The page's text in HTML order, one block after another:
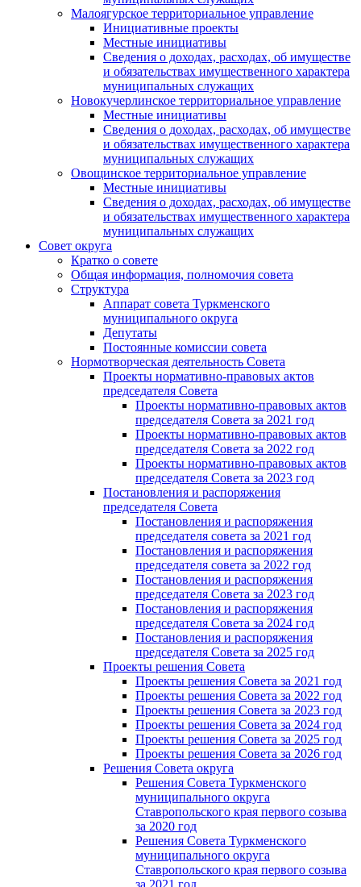
Малоягурское территориальное управление
Инициативные проекты
Местные инициативы
Сведения о доходах, расходах, об имуществе
и обязательствах имущественного характера
муниципальных служащих
Новокучерлинское территориальное управление
Местные инициативы
Сведения о доходах, расходах, об имуществе
и обязательствах имущественного характера
муниципальных служащих
Овощинское территориальное управление
Местные инициативы
Сведения о доходах, расходах, об имуществе
и обязательствах имущественного характера
муниципальных служащих
Совет округа
Кратко о совете
Общая информация, полномочия совета
Структура
Аппарат совета Туркменского
муниципального округа
Депутаты
Постоянные комиссии совета
Нормотворческая деятельность Совета
Проекты нормативно-правовых актов
председателя Cовета
Проекты нормативно-правовых актов
председателя Cовета за 2021 год
Проекты нормативно-правовых актов
председателя Cовета за 2022 год
Проекты нормативно-правовых актов
председателя Cовета за 2023 год
Постановления и распоряжения
председателя Cовета
Постановления и распоряжения
председателя совета за 2021 год
Постановления и распоряжения
председателя совета за 2022 год
Постановления и распоряжения
председателя Cовета за 2023 год
Постановления и распоряжения
председателя Cовета за 2024 год
Постановления и распоряжения
председателя Cовета за 2025 год
Проекты решения Cовета
Проекты решения Совета за 2021 год
Проекты решения Совета за 2022 год
Проекты решения Cовета за 2023 год
Проекты решения Совета за 2024 год
Проекты решения Совета за 2025 год
Проекты решения Совета за 2026 год
Решения Совета округа
Решения Совета Туркменского
муниципального округа
Ставропольского края первого созыва
за 2020 год
Решения Совета Туркменского
муниципального округа
Ставропольского края первого созыва
за 2021 год